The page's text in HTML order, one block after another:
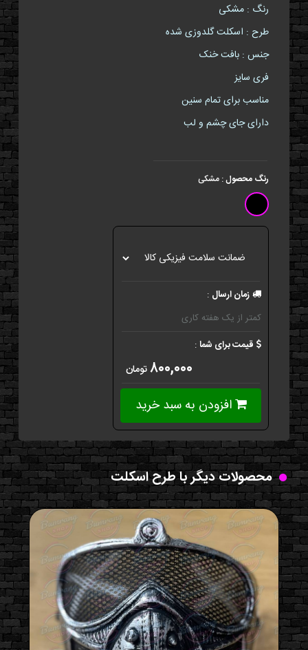
رنگ : مشکی
طرح : اسکلت گلدوزی شده
جنس : بافت خنک
فری سایز
مناسب برای تمام سنین
دارای جای چشم و لب
رنگ محصول: مشکی
زمان ارسال :
کمتر از یک هفته کاری
قیمت برای شما:
۸۰۰,۰۰۰تومان
افزودن به سبد خرید
محصولات دیگر با طرح اسکلت